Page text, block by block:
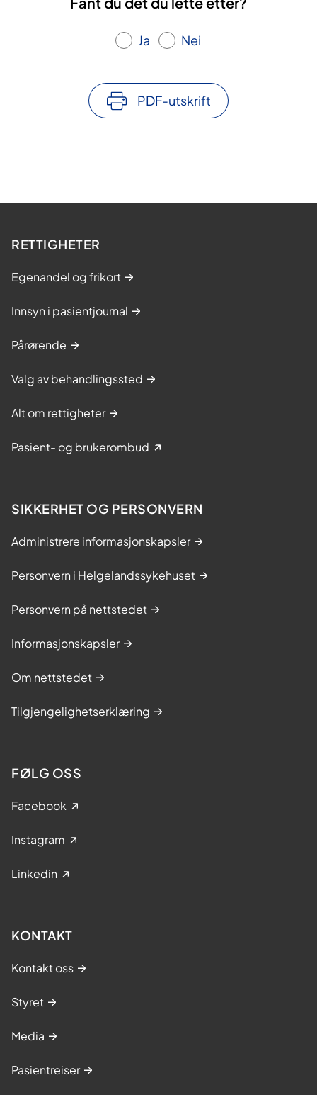
Ja Nei
PDF-utskrift
RETTIGHETER
Egenandel og frikort
Innsyn i pasientjournal
Pårørende
Valg av behandlingssted
Alt om rettigheter
Pasient- og brukerombud
SIKKERHET OG PERSONVERN
Administrere informasjonskapsler
Personvern i Helgelandssykehuset
Personvern på nettstedet
Informasjonskapsler
Om nettstedet
Tilgjengelighetserklæring
FØLG OSS
Facebook
Instagram
Linkedin
KONTAKT
Kontakt oss
Styret
Media
Pasientreiser